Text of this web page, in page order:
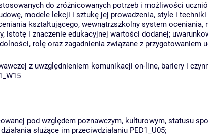
do zróżnicowanych potrzeb i możliwości
modele lekcji i sztukę jej prowadzenia, style i
kształtującego, wewnątrzszkolny system
istotę i znaczenie edukacyjnej wartości dodanej;
rolę oraz zagadnienia związane z
z uwzględnieniem komunikacji on-line, bariery i
pod względem poznawczym, kulturowym, statusu
służące im przeciwdziałaniu PED1_U05;